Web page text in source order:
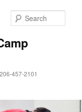
457-2101